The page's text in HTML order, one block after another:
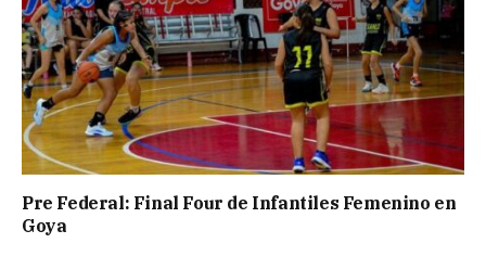
Pre Federal: Final Four de Infantiles Femenino en
Goya